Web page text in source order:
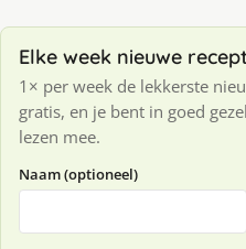
Elke week nieuwe
1× per week de lekkerste
gratis, en je bent in goed
lezen mee.
Naam (optioneel)